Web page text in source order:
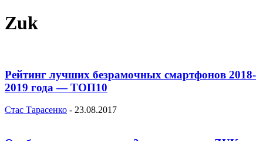
Zuk
Рейтинг лучших безрамочных смартфонов 2018-
2019 года — ТОП10
Стас Тарасенко - 23.08.2017